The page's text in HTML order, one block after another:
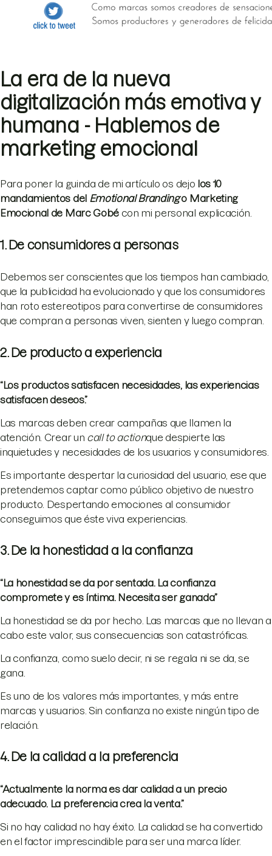
La era de la nueva
digitalización más emotiva y
humana - Hablemos de
marketing emocional
Para poner la guinda de mi artículo os dejo los 10
mandamientos del Emotional Brandingo Marketing
Emocional de Marc Gobécon mi personal explicación.
1. De consumidores a personas
Debemos ser conscientes que los tiempos han cambiado,
que la publicidad ha evolucionado y que los consumidores
han roto estereotipos para convertirse de consumidores
que compran a personas viven, sienten y luego compran.
2. De producto a experiencia
“Los productos satisfacen necesidades, las experiencias
satisfacen deseos.”
Las marcas deben crear campañas que llamen la
atención. Crear un call to actionque despierte las
inquietudes y necesidades de los usuarios y consumidores.
Es importante despertar la curiosidad del usuario, ese que
pretendemos captar como público objetivo de nuestro
producto. Despertando emociones al consumidor
conseguimos que éste viva experiencias.
3. De la honestidad a la confianza
“La honestidad se da por sentada. La confianza
compromete y es íntima. Necesita ser ganada”
La honestidad se da por hecho. Las marcas que no llevan a
cabo este valor, sus consecuencias son catastróficas.
La confianza, como suelo decir, ni se regala ni se da, se
gana.
Es uno de los valores más importantes, y más entre
marcas y usuarios. Sin confianza no existe ningún tipo de
relación.
4. De la calidad a la preferencia
“Actualmente la norma es dar calidad a un precio
adecuado. La preferencia crea la venta.”
Si no hay calidad no hay éxito. La calidad se ha convertido
en el factor imprescindible para ser una marca líder.